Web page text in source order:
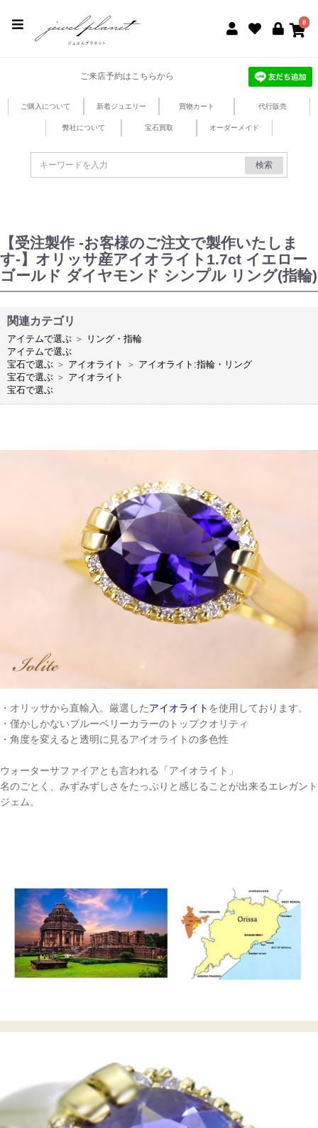
0
ご来店予約はこちらから
ご購入について 新着ジュエリー 買物カート 代行販売
弊社について 宝石買取 オーダーメイド
検索
【受注製作 -お客様のご注文で製作いたしま
す-】オリッサ産アイオライト1.7ct イエロー
ゴールド ダイヤモンド シンプル リング(指輪)
関連カテゴリ
アイテムで選ぶ ＞
リング・指輪
アイテムで選ぶ
宝石で選ぶ ＞ アイオライト ＞ アイオライト:指輪・リング
宝石で選ぶ ＞ アイオライト
宝石で選ぶ
・オリッサから直輸入。厳選したアイオライト を使用しております。
・僅かしかないブルーベリーカラーのトップクオリティ
・角度を変えると透明に見るアイオライトの多色性
ウォーターサファイアとも言われる「アイオライト」
名のごとく、みずみずしさをたっぷりと感じることが出来るエレガント
ジェム。